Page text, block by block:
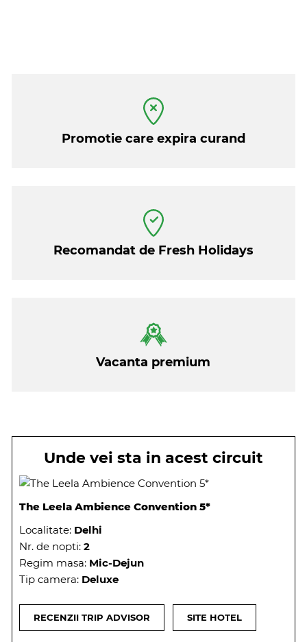
Promotie care expira curand
Recomandat de Fresh Holidays
Vacanta premium
Unde vei sta in acest circuit
The Leela Ambience Convention 5*
Localitate: Delhi
Nr. de nopti: 2
Regim masa: Mic-Dejun
Tip camera: Deluxe
RECENZII TRIP ADVISOR SITE HOTEL